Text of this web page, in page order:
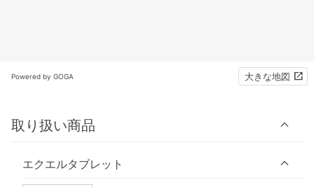
Powered by GOGA 大きな地図
取り扱い商品
エクエルタブレット